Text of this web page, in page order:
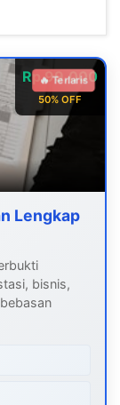
Rp 99.000
50% OFF
🔥 Terlaris
Lengkap
bisnis,